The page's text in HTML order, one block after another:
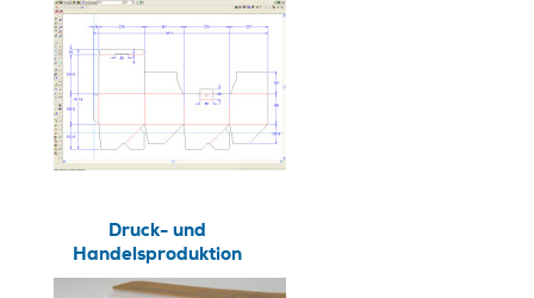
Druck- und
Handelsproduktion